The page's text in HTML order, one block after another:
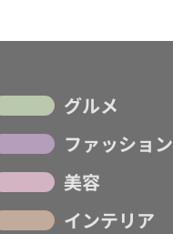
グルメ
ファッション
美容
インテリア